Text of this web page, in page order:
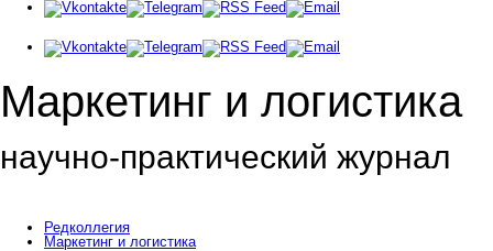
Маркетинг и логистика
научно-практический журнал
Редколлегия
Маркетинг и логистика